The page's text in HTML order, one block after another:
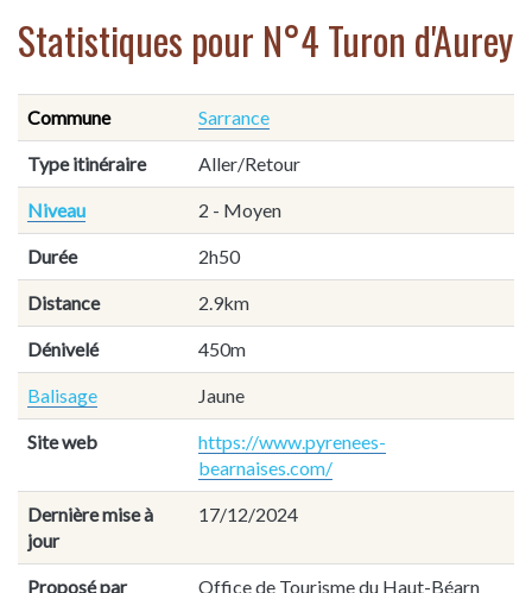
Statistiques pour N°4 Turon d'Aurey
Commune Sarrance
Type itinéraire Aller/Retour
Niveau 2 - Moyen
Durée 2h50
Distance 2.9km
Dénivelé 450m
Balisage Jaune
Site web
https://www.pyrenees-
bearnaises.com/
Dernière mise à
jour
17/12/2024
Proposé par Office de Tourisme du Haut-Béarn